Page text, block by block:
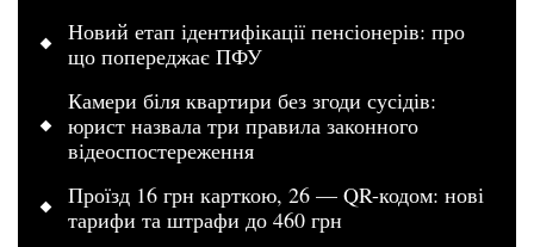
Новий етап ідентифікації пенсіонерів: про
що попереджає ПФУ
Камери біля квартири без згоди сусідів:
юрист назвала три правила законного
відеоспостереження
Проїзд 16 грн карткою, 26 — QR-кодом: нові
тарифи та штрафи до 460 грн